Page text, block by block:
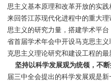
思主义基本原理和改革开放的实
来回答江苏现代化进程中的重大
思主义的研究力量，搭建学术平
省首届学术年会中开设马克思主
克思主义理论研究和建设工程的最
坚持以科学发展观为统领，不
届三中全会提出的科学发展观是新